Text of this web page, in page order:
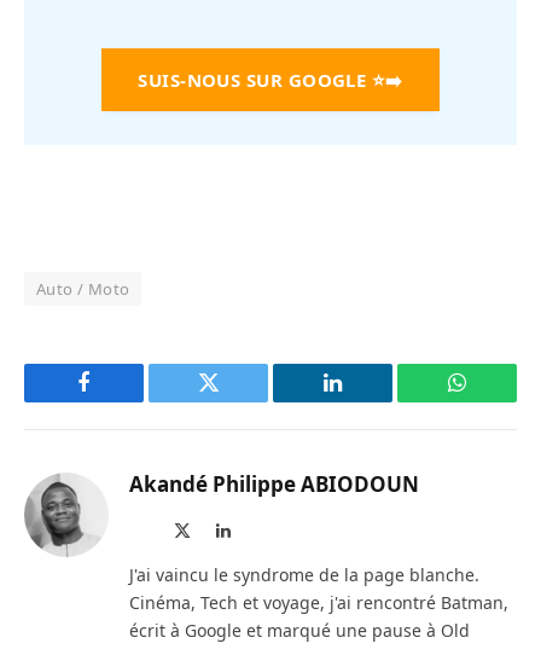
SUIS-NOUS SUR GOOGLE ⭐➡️
Auto / Moto
Facebook Twitter LinkedIn
Akandé Philippe ABIODOUN
LinkedIn
J'ai vaincu le syndrome de la page blanche.
Cinéma, Tech et voyage, j'ai rencontré Batman,
écrit à Google et marqué une pause à Old